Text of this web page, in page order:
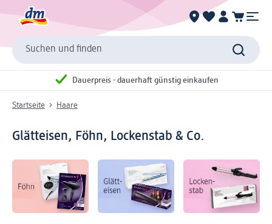
Suchen und finden
Dauerpreis - dauerhaft günstig einkaufen
Startseite Haare
Glätteisen, Föhn, Lockenstab & Co.